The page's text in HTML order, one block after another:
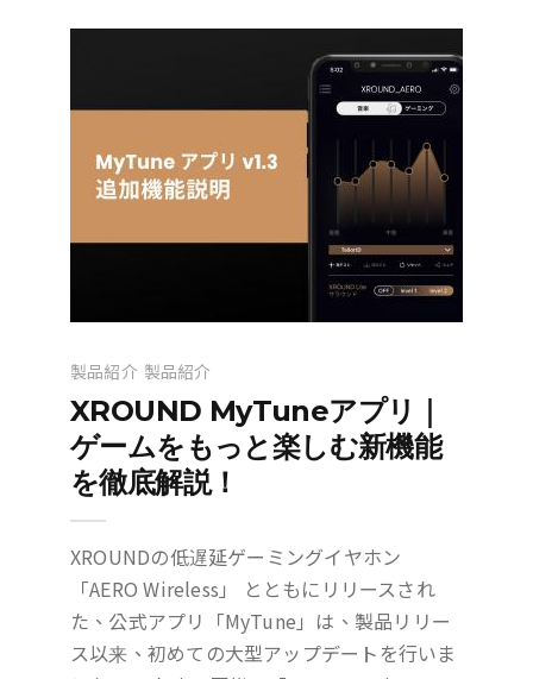
製品紹介 製品紹介
XROUND MyTuneアプリ｜
ゲームをもっと楽しむ新機能
を徹底解説！
XROUNDの低遅延ゲーミングイヤホン
「AERO Wireless」 とともにリリースされ
た、公式アプリ「MyTune」は、製品リリー
ス以来、初めての大型アップデートを行いま